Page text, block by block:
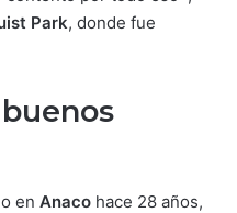
Park, donde fue
en Anaco hace 28 años,